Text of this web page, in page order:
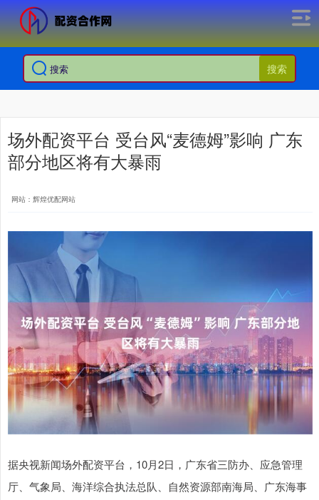
搜索
场外配资平台 受台风“麦德姆”影响 广东
部分地区将有大暴雨
网站：辉煌优配网站
据央视新闻场外配资平台，10月2日，广东省三防办、应急管理
厅、气象局、海洋综合执法总队、自然资源部南海局、广东海事